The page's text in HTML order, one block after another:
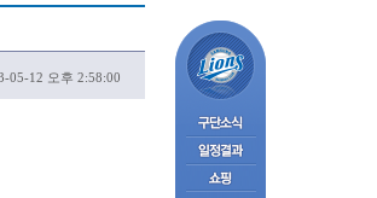
05-12 오후 2:58:00